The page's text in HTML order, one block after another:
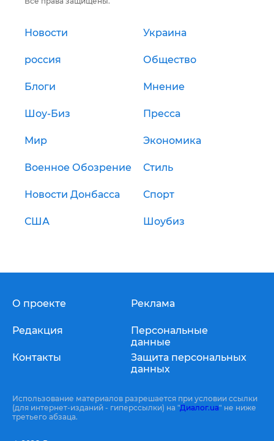
Новости Украина
россия Общество
Блоги Мнение
Шоу-Биз Пресса
Мир Экономика
Военное Обозрение Стиль
Новости Донбасса Спорт
США Шоубиз
О проекте
Редакция
Контакты
Реклама
Персональные
данные
Защита персональных
данных
Использование материалов разрешается при условии ссылки
(для интернет-изданий - гиперссылки) на "Диалог.ua" не ниже
третьего абзаца.